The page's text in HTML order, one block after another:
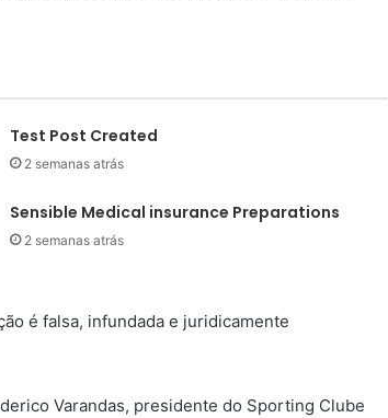
Test Post Created
2 semanas atrás
Sensible Medical insurance Preparations
2 semanas atrás
é falsa, infundada e juridicamente
Varandas, presidente do Sporting Clube